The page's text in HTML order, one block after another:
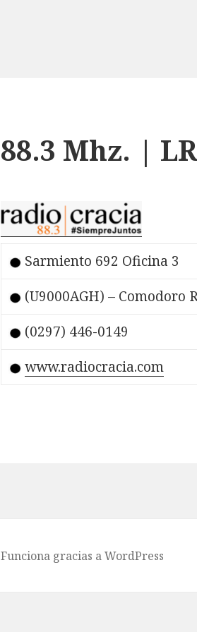
88.3 Mhz. |
Sarmiento 692 Oficina 3
(U9000AGH) – Comodoro
(0297) 446-0149
www.radiocracia.com
Funciona gracias a WordPress